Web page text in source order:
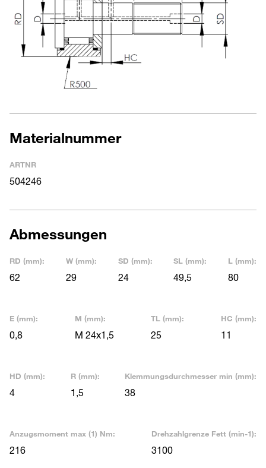
Materialnummer
ARTNR
504246
Abmessungen
RD (mm):
62
W (mm):
29
SD (mm):
24
SL (mm):
49,5
L (mm):
80
E (mm):
0,8
M (mm):
M 24x1,5
TL (mm):
25
HC (mm):
11
HD (mm):
4
R (mm):
1,5
Klemmungsdurchmesser min (mm):
38
Anzugsmoment max (1) Nm:
216
Drehzahlgrenze Fett (min-1):
3100